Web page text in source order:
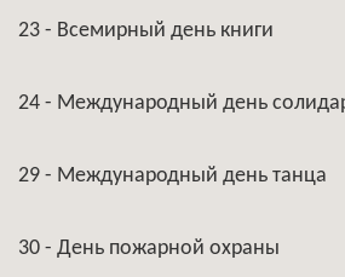
23 - Всемирный день книги
24 - Международный день
29 - Международный день танца
30 - День пожарной охраны